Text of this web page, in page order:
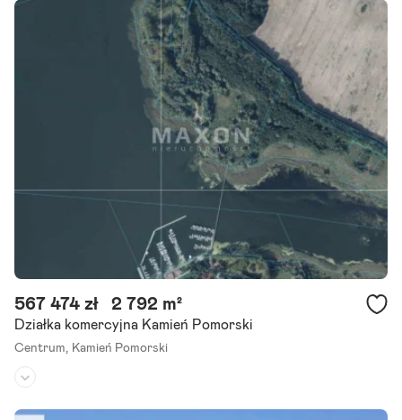
droga asfaltowa
prostokąt
Marzysz o budowie własnego domu w spokojnej okolicy, a jednocze
śnie zależy Ci na bliskości miasta i pełnej infrastrukturze? Ta oferta
została stworzona właśnie dla Ciebie. Na.
Szczegóły ogłoszenia
Działka komercyjna Kamień Pomorski
Centrum, Kamień Pomorski
567 474 zł 2 792 m²